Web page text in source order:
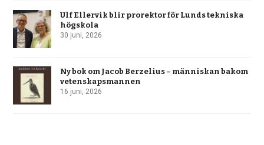
Ulf Ellervik blir prorektor för Lunds tekniska
högskola
30 juni, 2026
Ny bok om Jacob Berzelius – människan bakom
vetenskapsmannen
16 juni, 2026